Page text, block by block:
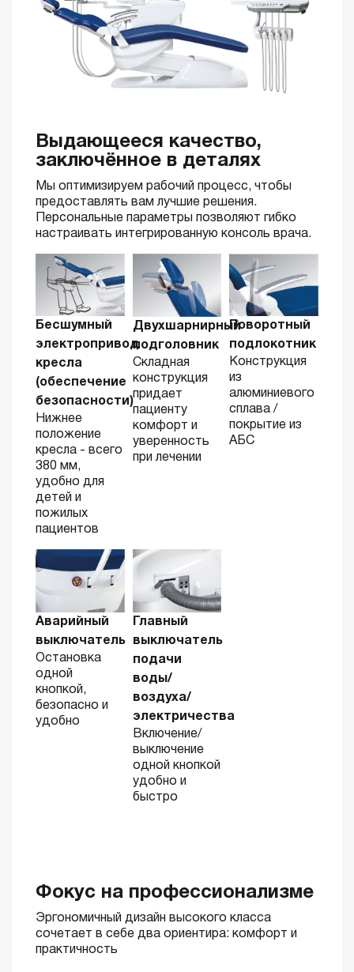
Выдающееся качество,
заключённое в деталях
Мы оптимизируем рабочий процесс, чтобы
предоставлять вам лучшие решения.
Персональные параметры позволяют гибко
настраивать интегрированную консоль врача.
Бесшумный
электропривод
кресла
(обеспечение
безопасности)
Нижнее
положение
кресла - всего
380 мм,
удобно для
детей и
пожилых
пациентов
Двухшарнирный
подголовник
Складная
конструкция
придает
пациенту
комфорт и
уверенность
при лечении
Поворотный
подлокотник
Конструкция
из
алюминиевого
сплава /
покрытие из
АБС
Аварийный
выключатель
Остановка
одной
кнопкой,
безопасно и
удобно
Главный
выключатель
подачи
воды/
воздуха/
электричества
Включение/
выключение
одной кнопкой
удобно и
быстро
Фокус на профессионализме
Эргономичный дизайн высокого класса
сочетает в себе два ориентира: комфорт и
практичность